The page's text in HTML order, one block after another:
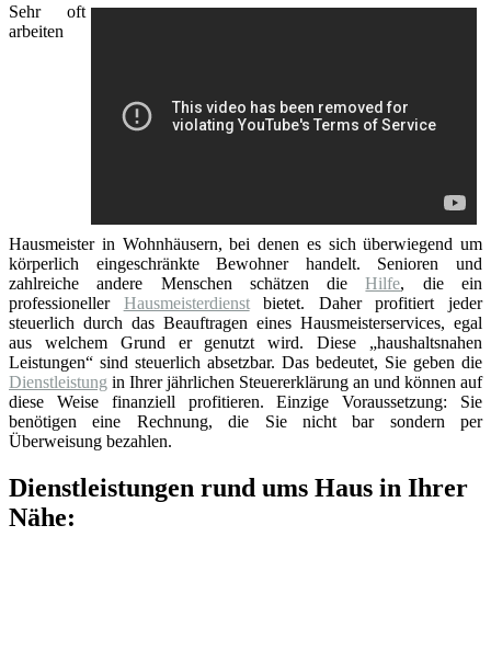
Sehr oft
arbeiten
Hausmeister in Wohnhäusern, bei denen es sich überwiegend um
körperlich eingeschränkte Bewohner handelt. Senioren und
zahlreiche andere Menschen schätzen dieHilfe, die ein
professioneller Hausmeisterdienstbietet. Daher profitiert jeder
steuerlich durch das Beauftragen eines Hausmeisterservices, egal
aus welchem Grund er genutzt wird. Diese „haushaltsnahen
Leistungen“ sind steuerlich absetzbar. Das bedeutet, Sie geben die
Dienstleistung in Ihrer jährlichen Steuererklärung an und können auf
diese Weise finanziell profitieren. Einzige Voraussetzung: Sie
benötigen eine Rechnung, die Sie nicht bar sondern per
Überweisung bezahlen.
Dienstleistungen rund ums Haus in Ihrer
Nähe: